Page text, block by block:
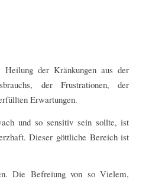
der Kränkungen aus der
der Frustrationen, der
Erwartungen.
und so sensitiv sein sollte, ist
Dieser göttliche Bereich ist
Die Befreiung von so Vielem,